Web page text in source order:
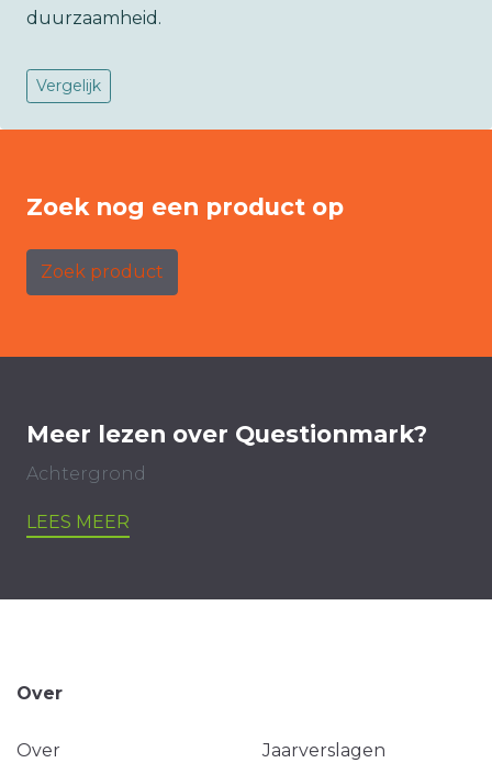
duurzaamheid.
Vergelijk
Zoek nog een product op
Zoek product
Meer lezen over Questionmark?
Achtergrond
LEES MEER
Over
Over Jaarverslagen